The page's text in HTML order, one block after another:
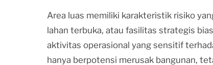
Area luas memiliki karakteristik risiko
lahan terbuka, atau fasilitas strategis
aktivitas operasional yang sensitif
hanya berpotensi merusak bangunan,